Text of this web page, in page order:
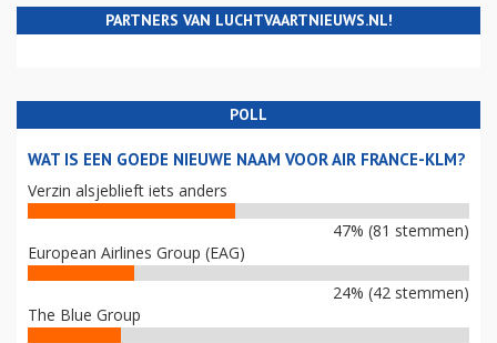
PARTNERS VAN LUCHTVAARTNIEUWS.NL!
POLL
WAT IS EEN GOEDE NIEUWE NAAM VOOR AIR FRANCE-KLM?
Verzin alsjeblieft iets anders
47% (81 stemmen)
European Airlines Group (EAG)
24% (42 stemmen)
The Blue Group